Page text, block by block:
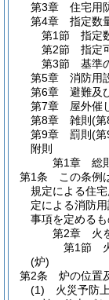
第3章
住宅用
第4章
指定数
第1節
指定
第2節
指定
第3節
基準
第5章
消防用
第6章
避難及
第7章
屋外催
第8章
雑則 (
第9章
罰則 (第
附則
第1章
総
第1条
この条例
規定による住
定による消防
事項を定めるも
第2章
火
第1節
(炉)
第2条
炉の位置
(1)
火災予防